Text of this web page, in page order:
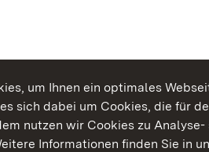
um Ihnen ein optimales
sich dabei um Cookies, die für
nutzen wir Cookies zu Analyse-
Informationen finden Sie in